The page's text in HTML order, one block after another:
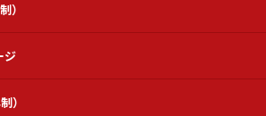
）
ジ
）